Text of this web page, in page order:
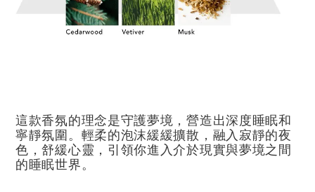
這款香氛的理念是守護夢境，營造出深度睡眠和
寧靜氛圍。輕柔的泡沫緩緩擴散，融入寂靜的夜
色，舒緩心靈，引領你進入介於現實與夢境之間
的睡眠世界。